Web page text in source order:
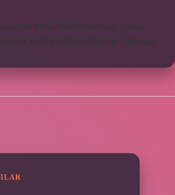
https://btibbimedikal.com.tr
knight online nttgame Sitemap